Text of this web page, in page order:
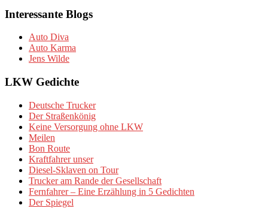
Interessante Blogs
Auto Diva
Auto Karma
Jens Wilde
LKW Gedichte
Deutsche Trucker
Der Straßenkönig
Keine Versorgung ohne LKW
Meilen
Bon Route
Kraftfahrer unser
Diesel-Sklaven on Tour
Trucker am Rande der Gesellschaft
Fernfahrer – Eine Erzählung in 5 Gedichten
Der Spiegel